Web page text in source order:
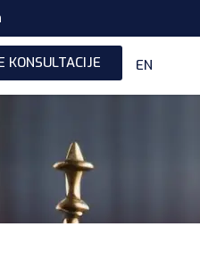
KONSULTACIJE EN